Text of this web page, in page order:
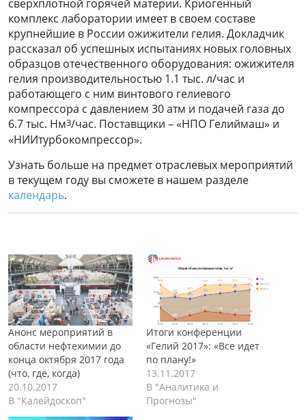
сверхплотной горячей материи. Криогенный
комплекс лаборатории имеет в своем составе
крупнейшие в России ожижители гелия. Докладчик
рассказал об успешных испытаниях новых головных
образцов отечественного оборудования: ожижителя
гелия производительностью 1.1 тыс. л/час и
работающего с ним винтового гелиевого
компрессора с давлением 30 атм и подачей газа до
6.7 тыс. Нм3/час. Поставщики – «НПО Гелиймаш» и
«НИИтурбокомпрессор».
Узнать больше на предмет отраслевых мероприятий
в текущем году вы сможете в нашем разделе
календарь.
Анонс мероприятий в
области нефтехимии до
конца октября 2017 года
(что, где, когда)
20.10.2017
В "Калейдоскоп"
Итоги конференции
«Гелий 2017»: «Все идет
по плану!»
13.11.2017
В "Аналитика и
Прогнозы"